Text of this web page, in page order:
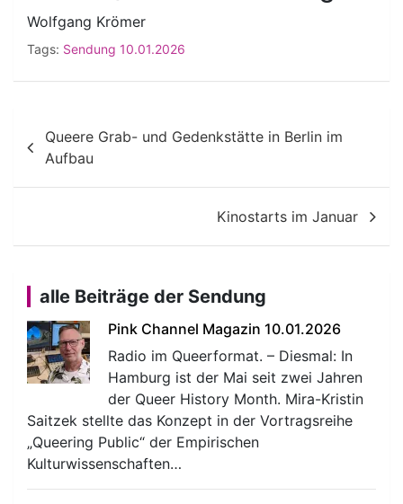
Wolfgang Krömer
Tags: Sendung 10.01.2026
Beitragsnavigation
Queere Grab- und Gedenkstätte in Berlin im
Aufbau
Kinostarts im Januar
alle Beiträge der Sendung
Pink Channel Magazin 10.01.2026
Radio im Queerformat. – Diesmal: In
Hamburg ist der Mai seit zwei Jahren
der Queer History Month. Mira-Kristin
Saitzek stellte das Konzept in der Vortragsreihe
„Queering Public“ der Empirischen
Kulturwissenschaften…